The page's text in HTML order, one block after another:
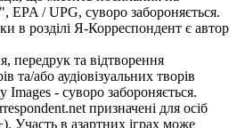
EPA / UPG, суворо забороняється.
в розділі Я-Корреспондент є автор
передрук та відтворення
та/або аудіовізуальних творів
Images - суворо забороняється.
призначені для осіб
Участь в азартних іграх може